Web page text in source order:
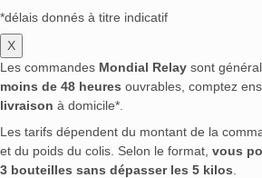
*délais donnés à titre indicatif
X
Les commandes Mondial Relay sont
moins de 48 heures ouvrables, comptez
livraison à domicile*.
Les tarifs dépendent du montant de la
et du poids du colis. Selon le format, vous
3 bouteilles sans dépasser les 5 kilos